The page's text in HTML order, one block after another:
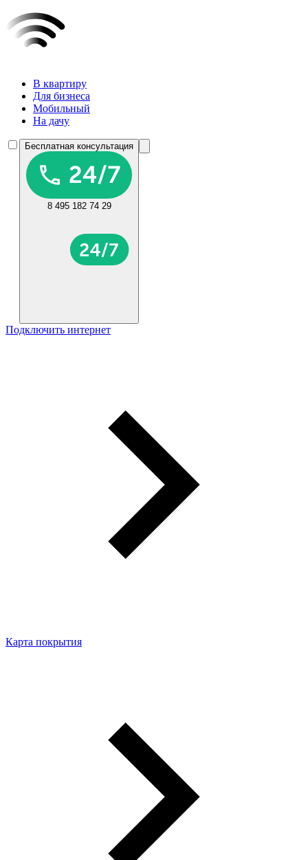
В квартиру
Для бизнеса
Мобильный
На дачу
Бесплатная консультация
8 495 182 74 29
Подключить интернет
Карта покрытия